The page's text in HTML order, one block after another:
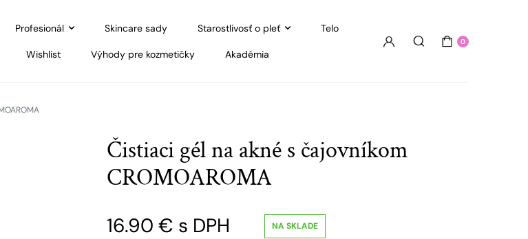
Profesionál Skincare sady Starostlivosť o pleť Telo
Wishlist Výhody pre kozmetičky Akadémia
0
Čistiaci gél na akné s čajovníkom
CROMOAROMA
16.90 € s DPH NA SKLADE